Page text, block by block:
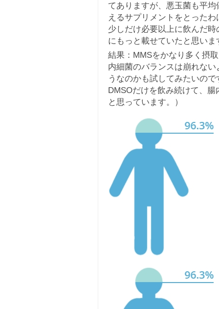
てありますが、悪玉菌も平
えるサプリメントをとった
少しだけ必要以上に飲んだ
にもっと載せていたと思いま
結果：MMSをかなり多く摂
内細菌のバランスは崩れな
うなのかも試してみたいの
DMSOだけを飲み続けて、
と思っています。）